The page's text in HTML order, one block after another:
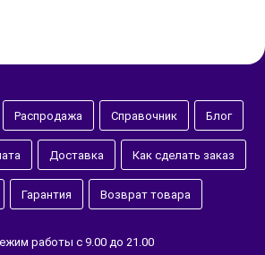
Распродажа Справочник Блог
Доставка Как сделать заказ
Гарантия Возврат товара
работы с 9.00 до 21.00